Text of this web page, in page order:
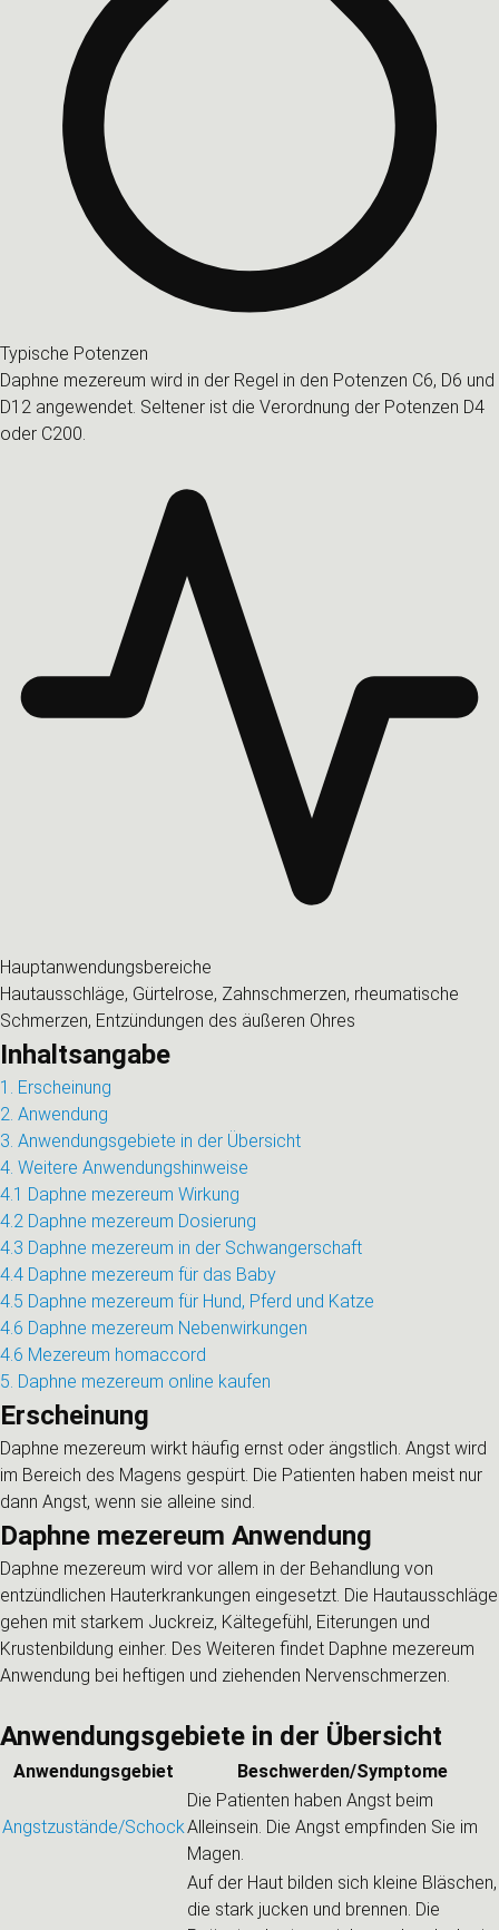
Typische Potenzen
Daphne mezereum wird in der Regel in den Potenzen C6, D6 und
D12 angewendet. Seltener ist die Verordnung der Potenzen D4
oder C200.
Hauptanwendungsbereiche
Hautausschläge, Gürtelrose, Zahnschmerzen, rheumatische
Schmerzen, Entzündungen des äußeren Ohres
Inhaltsangabe
1. Erscheinung
2. Anwendung
3. Anwendungsgebiete in der Übersicht
4. Weitere Anwendungshinweise
4.1 Daphne mezereum Wirkung
4.2 Daphne mezereum Dosierung
4.3 Daphne mezereum in der Schwangerschaft
4.4 Daphne mezereum für das Baby
4.5 Daphne mezereum für Hund, Pferd und Katze
4.6 Daphne mezereum Nebenwirkungen
4.6 Mezereum homaccord
5. Daphne mezereum online kaufen
Erscheinung
Daphne mezereum wirkt häufig ernst oder ängstlich. Angst wird
im Bereich des Magens gespürt. Die Patienten haben meist nur
dann Angst, wenn sie alleine sind.
Daphne mezereum Anwendung
Daphne mezereum wird vor allem in der Behandlung von
entzündlichen Hauterkrankungen eingesetzt. Die Hautausschläge
gehen mit starkem Juckreiz, Kältegefühl, Eiterungen und
Krustenbildung einher. Des Weiteren findet Daphne mezereum
Anwendung bei heftigen und ziehenden Nervenschmerzen.
Anwendungsgebiete in der Übersicht
Anwendungsgebiet Beschwerden/Symptome
Angstzustände/Schock
Die Patienten haben Angst beim
Alleinsein. Die Angst empfinden Sie im
Magen.
Auf der Haut bilden sich kleine Bläschen,
die stark jucken und brennen. Die